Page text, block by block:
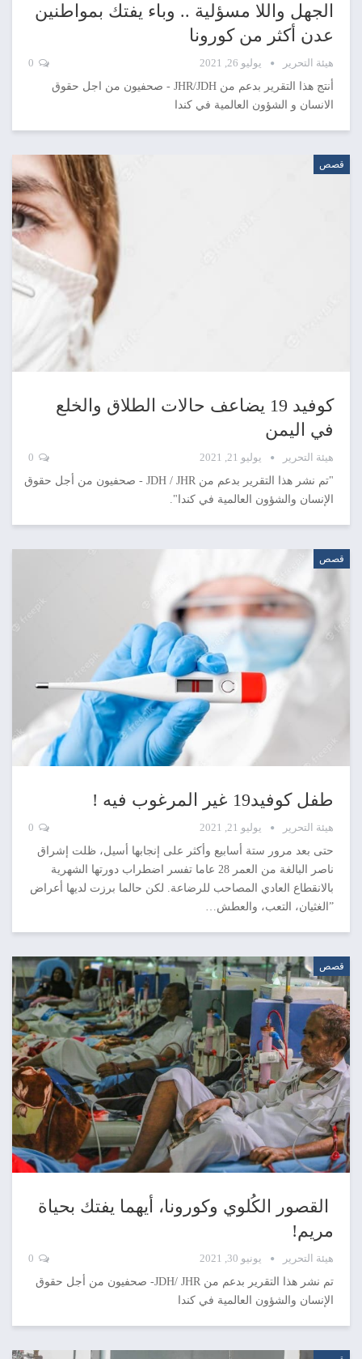
الجهل واللا مسؤلية .. وباء يفتك بمواطنين
عدن أكثر من كورونا
هيئة التحرير يوليو 26, 2021
أنتج هذا التقرير بدعم من JHR/JDH - صحفيون من اجل حقوق
الانسان و الشؤون العالمية في كندا
قصص
كوفيد 19 يضاعف حالات الطلاق والخلع
في اليمن
هيئة التحرير يوليو 21, 2021
"تم نشر هذا التقرير بدعم من JDH / JHR - صحفيون من أجل حقوق
الإنسان والشؤون العالمية في كندا".
قصص
طفل كوفيد19 غير المرغوب فيه !
هيئة التحرير يوليو 21, 2021
حتى بعد مرور ستة أسابيع وأكثر على إنجابها أسيل، ظلت إشراق
ناصر البالغة من العمر 28 عاما تفسر اضطراب دورتها الشهرية
بالانقطاع العادي المصاحب للرضاعة. لكن حالما برزت لديها أعراض
”الغثيان، التعب، والعطش…
قصص
القصور الكُلوي وكورونا، أيهما يفتك بحياة
مريم!
هيئة التحرير يونيو 30, 2021
تم نشر هذا التقرير بدعم من JDH/ JHR- صحفيون من أجل حقوق
الإنسان والشؤون العالمية في كندا